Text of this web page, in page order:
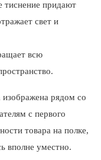
тиснение придают
свет и
всю
изображена рядом со
с первого
товара на полке,
вполне уместно.